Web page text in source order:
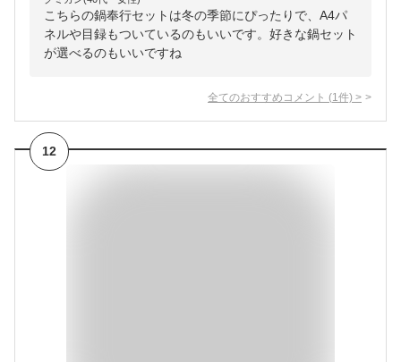
こちらの鍋奉行セットは冬の季節にぴったりで、A4パ
ネルや目録もついているのもいいです。好きな鍋セット
が選べるのもいいですね
全てのおすすめコメント (1 件) >
12